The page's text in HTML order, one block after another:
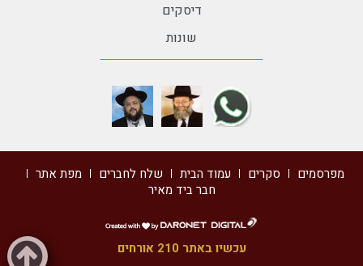
דיסקים
שונות
מפרסמים סקרים עמוד הבית שלח לחברים
מפת אתר
חבר ביד מאיר
דרונט
דיגיטל
- עכשיו באתר 210 אורחים